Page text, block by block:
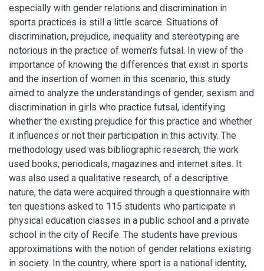
especially with gender relations and discrimination in
sports practices is still a little scarce. Situations of
discrimination, prejudice, inequality and stereotyping are
notorious in the practice of women's futsal. In view of the
importance of knowing the differences that exist in sports
and the insertion of women in this scenario, this study
aimed to analyze the understandings of gender, sexism and
discrimination in girls who practice futsal, identifying
whether the existing prejudice for this practice and whether
it influences or not their participation in this activity. The
methodology used was bibliographic research, the work
used books, periodicals, magazines and internet sites. It
was also used a qualitative research, of a descriptive
nature, the data were acquired through a questionnaire with
ten questions asked to 115 students who participate in
physical education classes in a public school and a private
school in the city of Recife. The students have previous
approximations with the notion of gender relations existing
in society. In the country, where sport is a national identity,